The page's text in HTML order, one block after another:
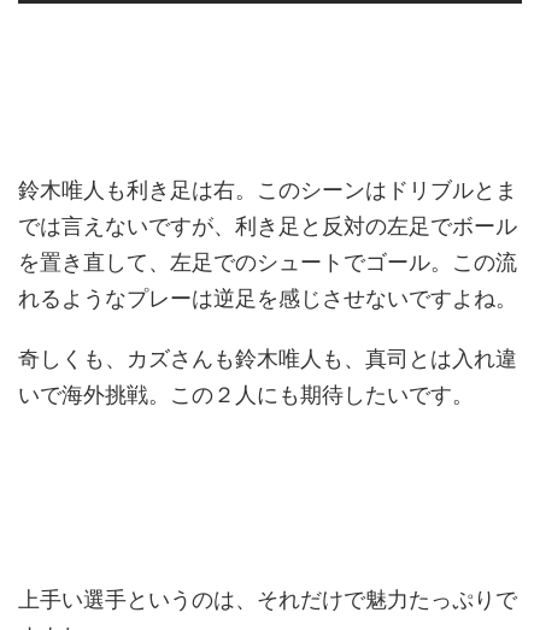
鈴木唯人も利き足は右。このシーンはドリブルとま
では言えないですが、利き足と反対の左足でボール
を置き直して、左足でのシュートでゴール。この流
れるようなプレーは逆足を感じさせないですよね。
奇しくも、カズさんも鈴木唯人も、真司とは入れ違
いで海外挑戦。この２人にも期待したいです。
上手い選手というのは、それだけで魅力たっぷりで